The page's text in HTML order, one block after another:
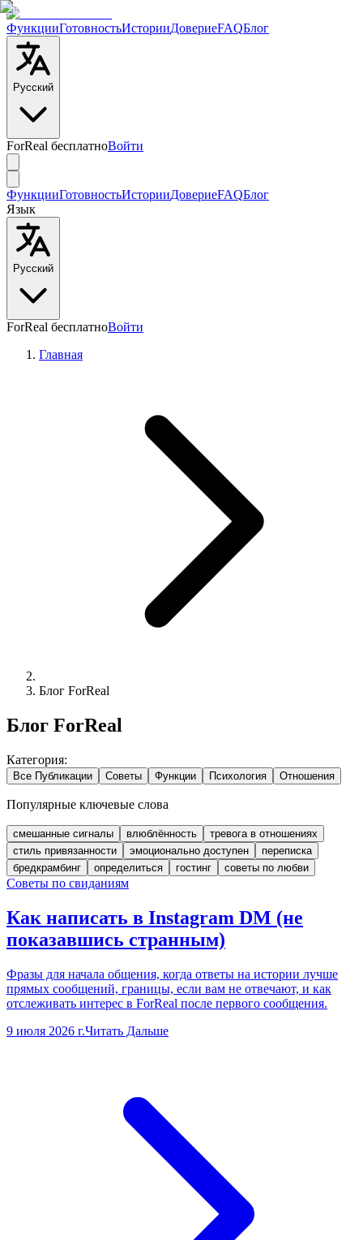
ФункцииГотовностьИсторииДовериеFAQБлог
Русский
ForReal бесплатноВойти
ФункцииГотовностьИсторииДовериеFAQБлог
Язык
Русский
ForReal бесплатноВойти
Главная
Блог ForReal
Блог ForReal
Категория:
Все Публикации Советы Функции Психология Отношения
Популярные ключевые слова
смешанные сигналы влюблённость
тревога в отношениях
стиль привязанности
эмоционально доступен
переписка
бредкрамбинг
определиться гостинг советы по любви
Советы по свиданиям
Как написать в Instagram DM (не
показавшись странным)
Фразы для начала общения, когда ответы на истории лучше
прямых сообщений, границы, если вам не отвечают, и как
отслеживать интерес в ForReal после первого сообщения.
9 июля 2026 г.Читать Дальше